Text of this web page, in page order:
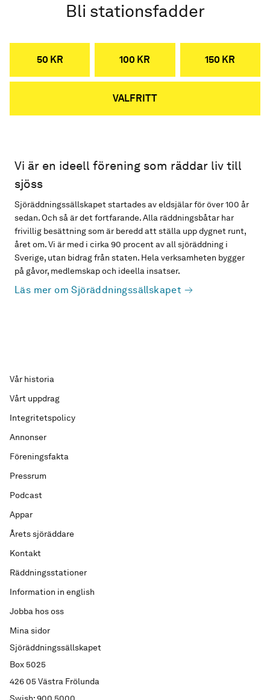
Bli stationsfadder
50 KR 100 KR 150 KR
VALFRITT
Vi är en ideell förening som räddar liv till
sjöss
Sjöräddningssällskapet startades av eldsjälar för över 100 år
sedan. Och så är det fortfarande. Alla räddningsbåtar har
frivillig besättning som är beredd att ställa upp dygnet runt,
året om. Vi är med i cirka 90 procent av all sjöräddning i
Sverige, utan bidrag från staten. Hela verksamheten bygger
på gåvor, medlemskap och ideella insatser.
Läs mer om Sjöräddningssällskapet
Sjöräddningssällskapet
Box 5025
426 05 Västra Frölunda
Vår historia
Vårt uppdrag
Integritetspolicy
Annonser
Föreningsfakta
Pressrum
Podcast
Appar
Årets sjöräddare
Kontakt
Räddningsstationer
Information in english
Jobba hos oss
Mina sidor